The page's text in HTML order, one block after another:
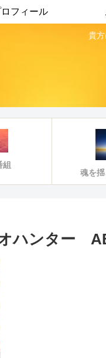
貴
ロフィール
組
魂を
ハンター